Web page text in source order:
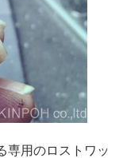
専用のロストワッ